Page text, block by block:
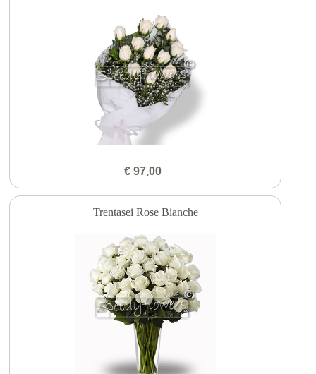
€ 97,00
Trentasei Rose Bianche